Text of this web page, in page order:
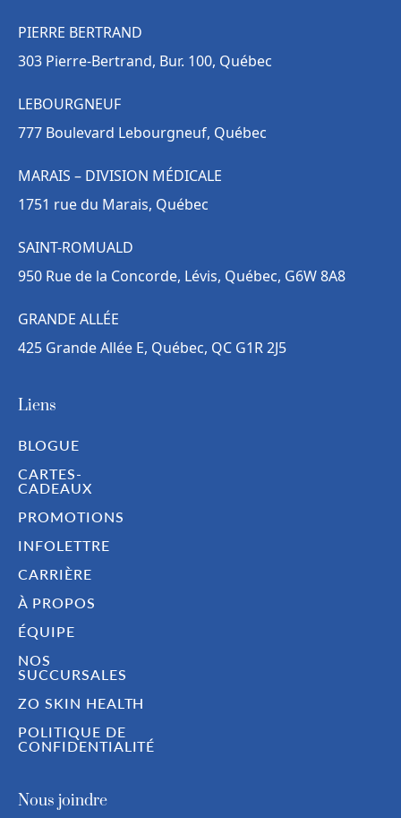
PIERRE BERTRAND
303 Pierre-Bertrand, Bur. 100, Québec
LEBOURGNEUF
777 Boulevard Lebourgneuf, Québec
MARAIS – DIVISION MÉDICALE
1751 rue du Marais, Québec
SAINT-ROMUALD
950 Rue de la Concorde, Lévis, Québec, G6W 8A8
GRANDE ALLÉE
425 Grande Allée E, Québec, QC G1R 2J5
Liens
BLOGUE
CARTES-
CADEAUX
PROMOTIONS
INFOLETTRE
CARRIÈRE
À PROPOS
ÉQUIPE
NOS
SUCCURSALES
ZO SKIN HEALTH
POLITIQUE DE
CONFIDENTIALITÉ
Nous joindre